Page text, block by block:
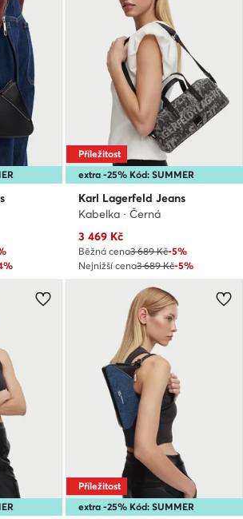
extra -25% Kód: SUMMER
Příležitost
Karl Lagerfeld Jeans
Kabelka · Černá
Aktuální cena
3 469 Kč
Běžná cena3 689 Kč-5%
Nejnižší cena3 689 Kč-5%
extra -25% Kód: SUMMER
Příležitost